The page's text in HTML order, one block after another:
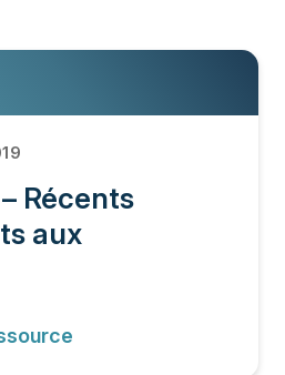
Récents
aux